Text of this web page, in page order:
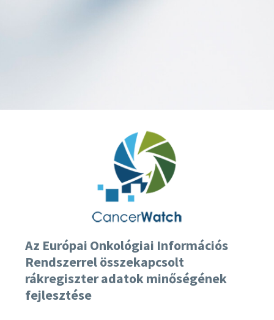
Az Európai Onkológiai Információs
Rendszerrel összekapcsolt
rákregiszter adatok minőségének
fejlesztése